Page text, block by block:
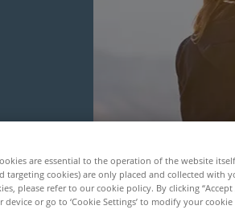
are essential to the operation of the website
targeting cookies) are only placed and collected with
please refer to our cookie policy. By clicking “Accept
or go to ‘Cookie Settings’ to modify your cookie